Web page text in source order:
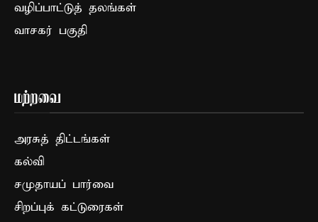
வழிப்பாட்டுத் தலங்கள்
வாசகர் பகுதி
மற்றவை
அரசுத் திட்டங்கள்
கல்வி
சமுதாயப் பார்வை
சிறப்புக் கட்டுரைகள்